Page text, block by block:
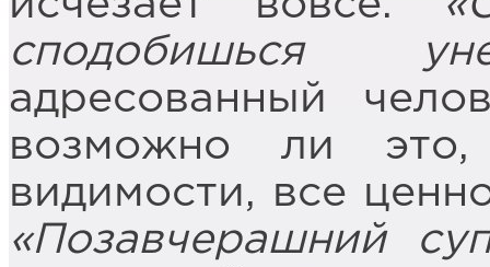
сподобишься
адресованный
возможно ли
видимости, все
«Позавчерашний